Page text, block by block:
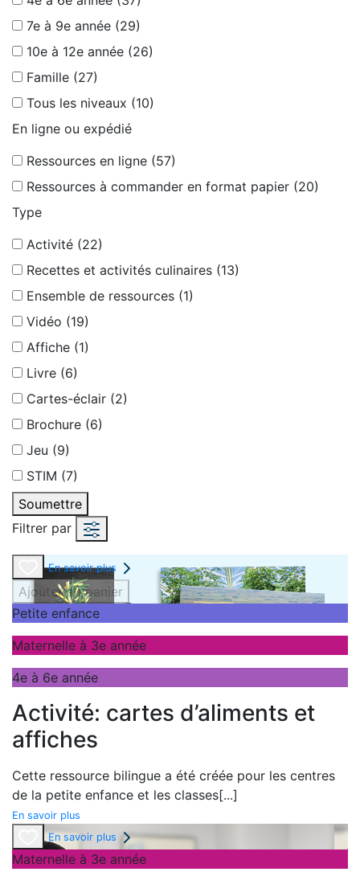
7e à 9e année (29)
10e à 12e année (26)
Famille (27)
Tous les niveaux (10)
En ligne ou expédié
Ressources en ligne (57)
Ressources à commander en format papier (20)
Type
Activité (22)
Recettes et activités culinaires (13)
Ensemble de ressources (1)
Vidéo (19)
Affiche (1)
Livre (6)
Cartes-éclair (2)
Brochure (6)
Jeu (9)
STIM (7)
Soumettre
Filtrer par
En savoir plus
Ajouter au panier
Petite enfance
Maternelle à 3e année
4e à 6e année
Activité: cartes d’aliments et
affiches
Cette ressource bilingue a été créée pour les centres
de la petite enfance et les classes[...]
En savoir plus
En savoir plus
Maternelle à 3e année